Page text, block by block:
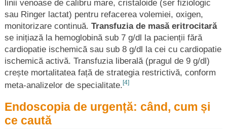
linii venoase de calibru mare, cristaloide (ser fiziologic
sau Ringer lactat) pentru refacerea volemiei, oxigen,
monitorizare continuă. Transfuzia de masă eritrocitară
se inițiază la hemoglobină sub 7 g/dl la pacienții fără
cardiopatie ischemică sau sub 8 g/dl la cei cu cardiopatie
ischemică activă. Transfuzia liberală (pragul de 9 g/dl)
crește mortalitatea față de strategia restrictivă, conform
meta-analizelor de specialitate. [4]
Endoscopia de urgență: când, cum și
ce caută